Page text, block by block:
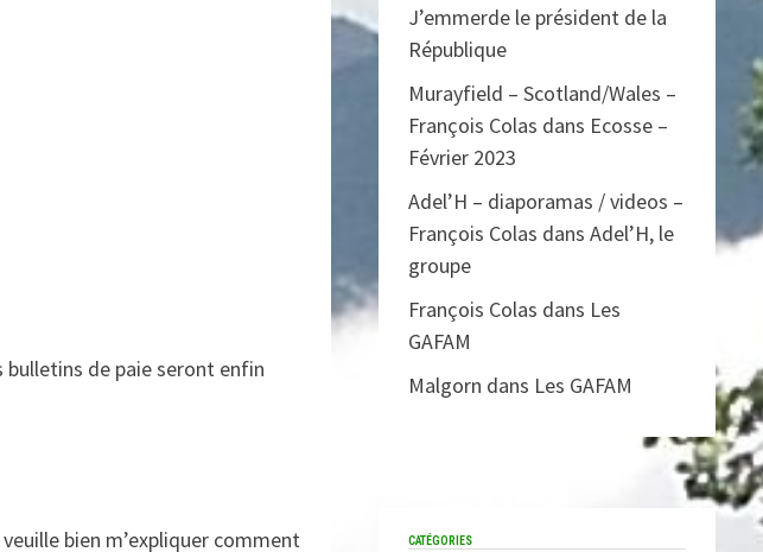
de paie seront enfin
bien m’expliquer comment
J’emmerde le président de la
République
Murayfield – Scotland/Wales –
François Colas dans Ecosse –
Février 2023
Adel’H – diaporamas / videos –
François Colas dansAdel’H, le
groupe
François Colas dans Les
GAFAM
Malgorn dans Les GAFAM
CATÉGORIES